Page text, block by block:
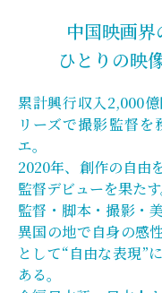
中国映画界
ひとりの映
累計興行収入2,000
リーズで撮影監督
エ。
2020年、創作の自由
監督デビューを果たす
監督・脚本・撮影・
異国の地で自身の感
として“自由な表現”
ある。